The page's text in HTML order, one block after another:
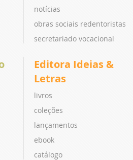
notícias
obras sociais redentoristas
secretariado vocacional
Editora Ideias &
Letras
livros
coleções
lançamentos
ebook
catálogo